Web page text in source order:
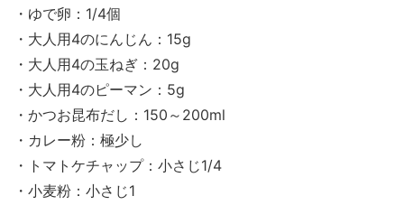
・ゆで卵：1/4個
・大人用4のにんじん：15g
・大人用4の玉ねぎ：20g
・大人用4のピーマン：5g
・かつお昆布だし：150～200ml
・カレー粉：極少し
・トマトケチャップ：小さじ1/4
・小麦粉：小さじ1